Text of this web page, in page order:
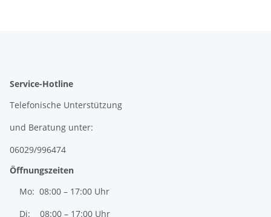
Service-Hotline
Telefonische Unterstützung
und Beratung unter:
06029/996474
Öffnungszeiten
Mo: 08:00 – 17:00 Uhr
Di: 08:00 – 17:00 Uhr